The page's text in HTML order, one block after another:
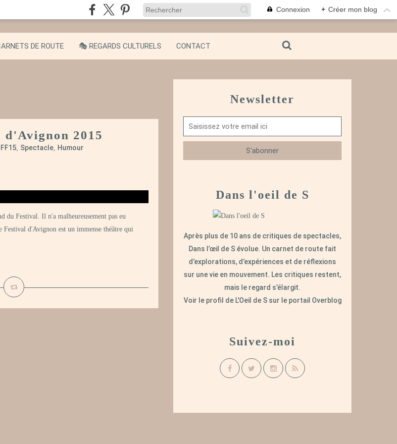
Connexion + Créer mon blog
DE ROUTE 🎭 REGARDS CULTURELS CONTACT
2015
, Spectacle, Humour
du Festival. Il n'a malheureusement pas eu
Festival d'Avignon est un immense théâtre qui
Newsletter
Dans l'oeil de S
Après plus de 10 ans de critiques de spectacles,
Dans l’œil de S évolue. Un carnet de route fait
d’explorations, d’expériences et de réflexions
sur une vie en mouvement. Les critiques restent,
mais le regard s’élargit.
Voir le profil de L'Oeil de Ssur le portail Overblog
Suivez-moi